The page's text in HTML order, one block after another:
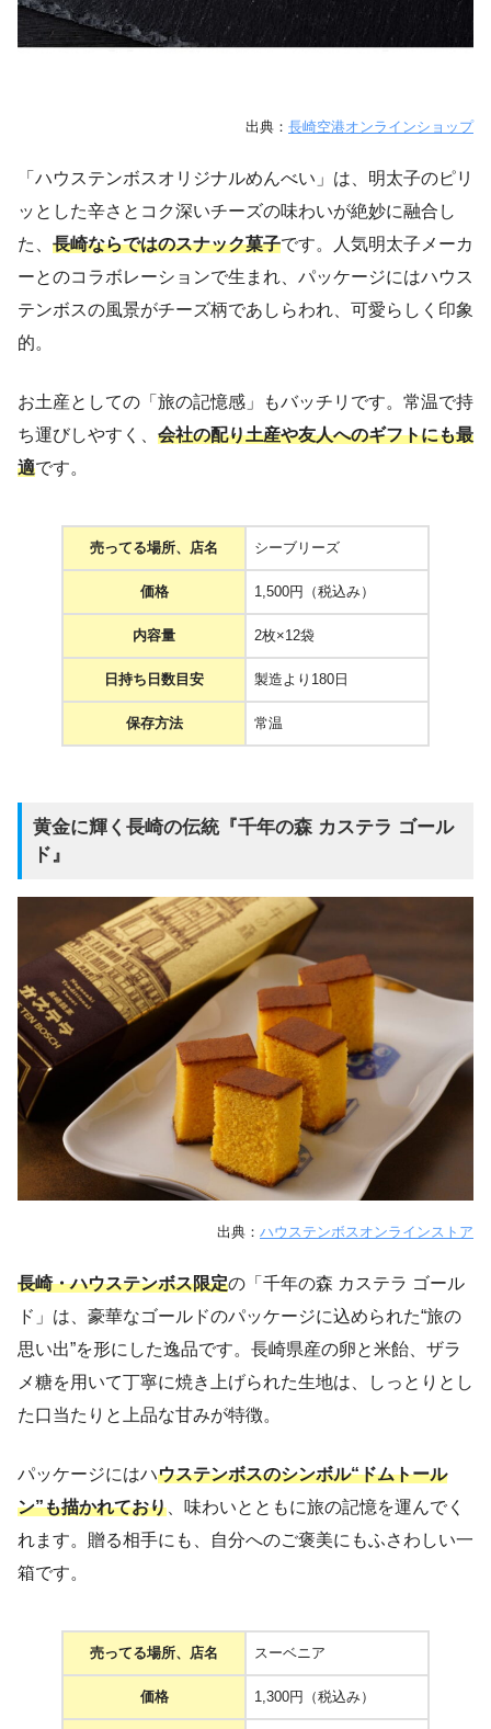
出典： 長崎空港オンラインショップ
「ハウステンボスオリジナルめんべい」は、明太子のピリ
ッとした辛さとコク深いチーズの味わいが絶妙に融合し
た、 長崎ならではのスナック菓子です。人気明太子メーカ
ーとのコラボレーションで生まれ、パッケージにはハウス
テンボスの風景がチーズ柄であしらわれ、可愛らしく印象
的。
お土産としての「旅の記憶感」もバッチリです。常温で持
ち運びしやすく、 会社の配り土産や友人へのギフトにも最
適です。
売ってる場所、店名 シーブリーズ
価格 1,500円（税込み）
内容量 2枚×12袋
日持ち日数目安 製造より180日
保存方法 常温
黄金に輝く長崎の伝統『千年の森 カステラ ゴール
ド』
出典： ハウステンボスオンラインストア
長崎・ハウステンボス限定の「千年の森 カステラ ゴール
ド」は、豪華なゴールドのパッケージに込められた“旅の
思い出”を形にした逸品です。長崎県産の卵と米飴、ザラ
メ糖を用いて丁寧に焼き上げられた生地は、しっとりとし
た口当たりと上品な甘みが特徴。
パッケージにはハウステンボスのシンボル“ドムトール
ン”も描かれており 、味わいとともに旅の記憶を運んでく
れます。贈る相手にも、自分へのご褒美にもふさわしい一
箱です。
売ってる場所、店名 スーベニア
価格 1,300円（税込み）